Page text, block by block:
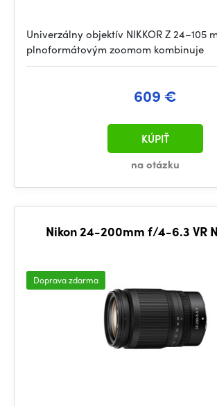
Univerzálny objektív NIKKOR Z 24–105
plnoformátovým zoomom kombinuje
609 €
na otázku
KÚPIŤ
Nikon 24-200mm f/4-6.3 VR
Doprava zdarma